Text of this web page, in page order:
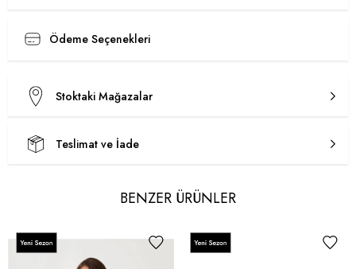
Ödeme Seçenekleri
Stoktaki Mağazalar
Teslimat ve İade
BENZER ÜRÜNLER